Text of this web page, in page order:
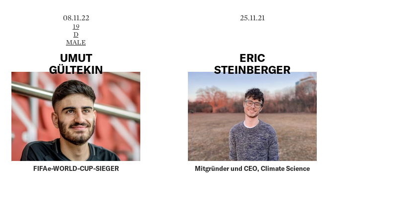
08.11.22
19
D
MALE
UMUT
GÜLTEKIN
FIFAe-WORLD-CUP-SIEGER
25.11.21
ERIC
STEINBERGER
Mitgründer und CEO, Climate Science